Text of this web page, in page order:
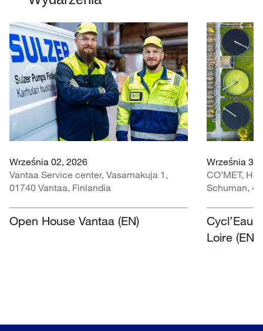
Września 02, 2026
Vantaa Service center, Vasamakuja 1,
01740 Vantaa, Finlandia
Open House Vantaa (EN)
Września 30
CO’MET,
Schuman,
Cycl’Eau
Loire (EN)